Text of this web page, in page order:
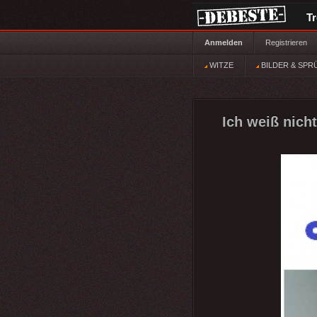
Anmelden Registrieren
WITZE BILDER &
Ich weiß